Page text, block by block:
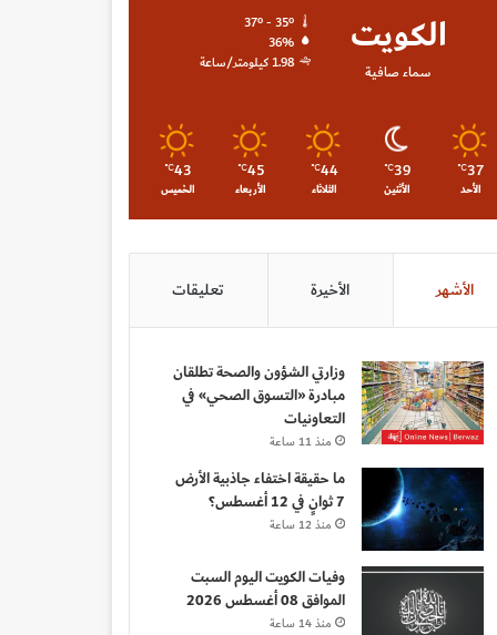
الكويت
سماء صافية
37º - 35º
36%
1.98 كيلومتر/ساعة
37
℃
الأحد
39
℃
الأثنين
44
℃
الثلاثاء
45
℃
الأربعاء
43
℃
الخميس
الأشهر الأخيرة تعليقات
وزارتي الشؤون والصحة تطلقان
مبادرة «التسوق الصحي» في
التعاونيات
منذ 11 ساعة
ما حقيقة اختفاء جاذبية الأرض
7 ثوانٍ في 12 أغسطس؟
منذ 12 ساعة
وفيات الكويت اليوم السبت
الموافق 08 أغسطس 2026
منذ 14 ساعة